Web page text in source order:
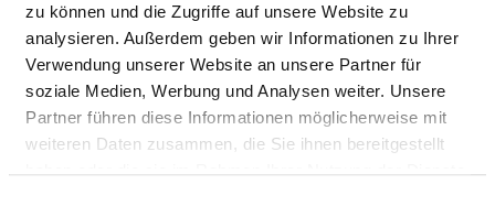
zu können und die Zugriffe auf unsere Website zu
analysieren. Außerdem geben wir Informationen zu Ihrer
Verwendung unserer Website an unsere Partner für
soziale Medien, Werbung und Analysen weiter. Unsere
Partner führen diese Informationen möglicherweise mit
weiteren Daten zusammen, die Sie ihnen bereitgestellt
Sonstige chronische
obstruktive
Lungenkrankheit -
Chronische obstruktive
Lungenkrankheit mit akuter
Infektion der unteren
J44.00